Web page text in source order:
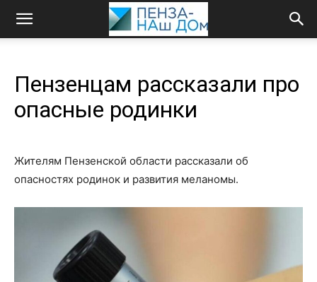
Пензенцам рассказали про
опасные родинки
Жителям Пензенской области рассказали об
опасностях родинок и развития меланомы.